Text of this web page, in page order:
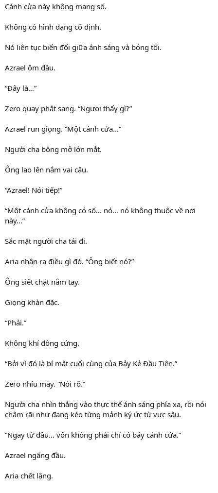
Cánh cửa này không mang số.
Không có hình dạng cố định.
Nó liên tục biến đổi giữa ánh sáng và bóng tối.
Azrael ôm đầu.
“Đây là…”
Zero quay phắt sang. “Ngươi thấy gì?”
Azrael run giọng. “Một cánh cửa…”
Người cha bỗng mở lớn mắt.
Ông lao lên nắm vai cậu.
“Azrael! Nói tiếp!”
“Một cánh cửa không có số… nó… nó không thuộc về nơi
này…”
Sắc mặt người cha tái đi.
Aria nhận ra điều gì đó. “Ông biết nó?”
Ông siết chặt nắm tay.
Giọng khàn đặc.
“Phải.”
Không khí đông cứng.
“Bởi vì đó là bí mật cuối cùng của Bảy Kẻ Đầu Tiên.”
Zero nhíu mày. “Nói rõ.”
Người cha nhìn thẳng vào thực thể ánh sáng phía xa, rồi nói
chậm rãi như đang kéo từng mảnh ký ức từ vực sâu.
“Ngay từ đầu… vốn không phải chỉ có bảy cánh cửa.”
Azrael ngẩng đầu.
Aria chết lặng.